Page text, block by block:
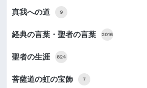
真我への道 9
経典の言葉・聖者の言葉 2016
聖者の生涯 824
菩薩道の虹の宝飾 7